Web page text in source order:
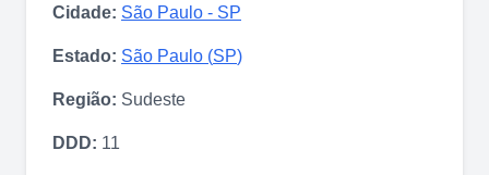
Cidade: São Paulo - SP
Estado: São Paulo (SP)
Região: Sudeste
DDD: 11